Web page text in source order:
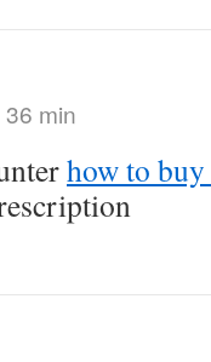
min
how to